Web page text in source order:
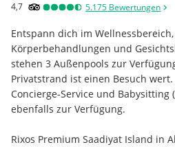
4,7 5.175 Bewertungen
Entspann dich im
Körperbehandlungen und
stehen 3 Außenpools zur
Privatstrand ist einen Besuch wert.
Concierge-Service und Babysitting
ebenfalls zur Verfügung.
Rixos Premium Saadiyat Island in